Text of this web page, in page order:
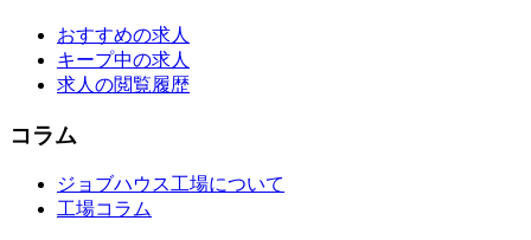
おすすめの求人
キープ中の求人
求人の閲覧履歴
コラム
ジョブハウス工場について
工場コラム